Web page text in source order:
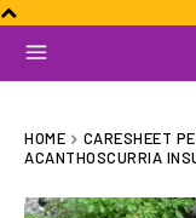
HOME CARESHEET
ACANTHOSCURRIA